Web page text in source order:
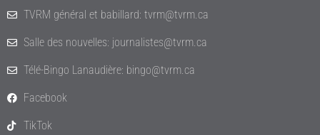
TVRM général et babillard: tvrm@tvrm.ca
Salle des nouvelles: journalistes@tvrm.ca
Télé-Bingo Lanaudière: bingo@tvrm.ca
Facebook
TikTok